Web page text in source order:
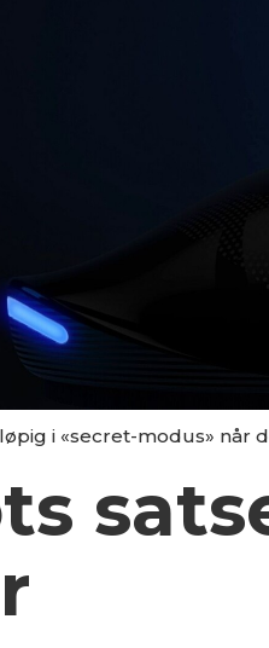
i «secret-modus» når